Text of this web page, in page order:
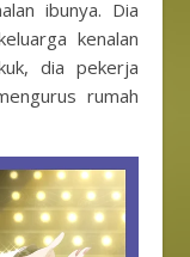
ibunya. Dia
kenalan
dia pekerja
rumah